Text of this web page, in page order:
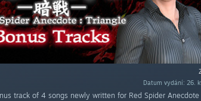
Datum vydání: 26.
track of 4 songs newly written for Red Spider Anecdote